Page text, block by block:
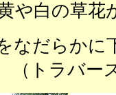
や白の草花
をなだらか
トラバース